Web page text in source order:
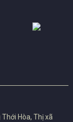
Hòa, Thị xã